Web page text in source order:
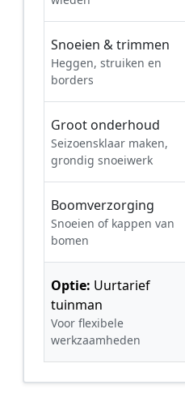
Snoeien & trimmen
Heggen, struiken en
borders
Groot onderhoud
Seizoensklaar maken,
grondig snoeiwerk
Boomverzorging
Snoeien of kappen van
bomen
Optie: Uurtarief
tuinman
Voor flexibele
werkzaamheden